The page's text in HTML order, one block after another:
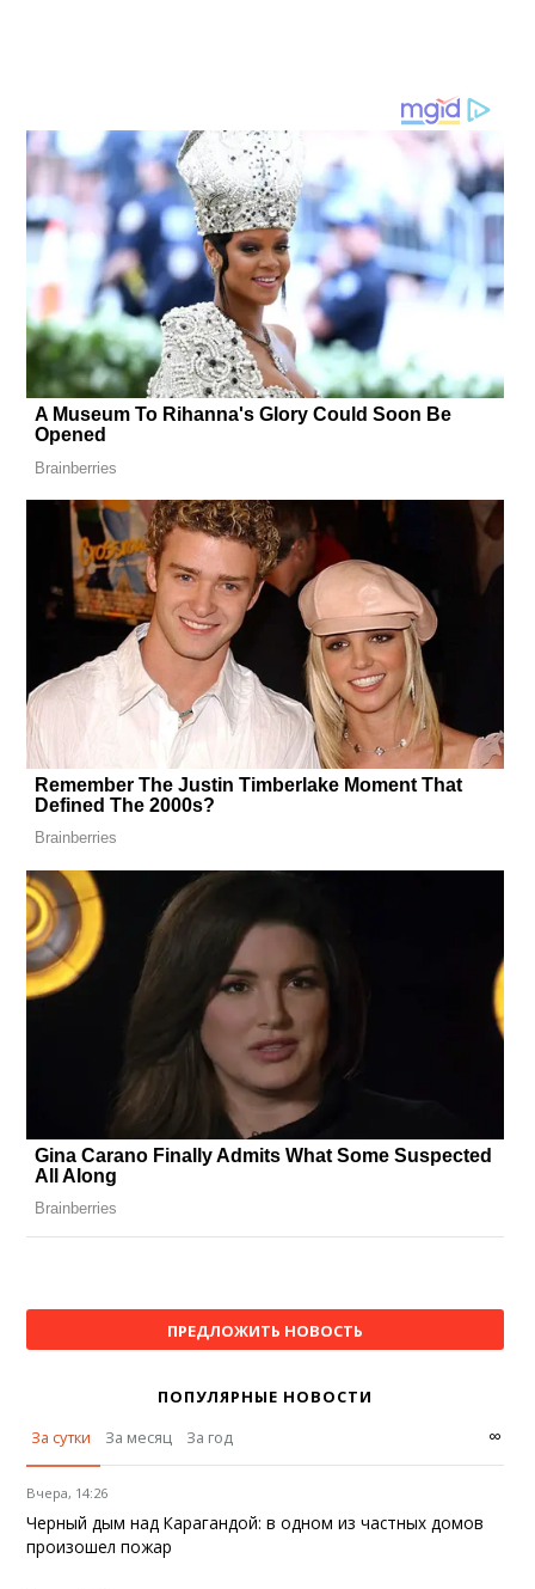
ПРЕДЛОЖИТЬ НОВОСТЬ
ПОПУЛЯРНЫЕ НОВОСТИ
За сутки
За месяц За год ∞
Вчера, 14:26
Черный дым над Карагандой: в одном из частных домов
произошел пожар